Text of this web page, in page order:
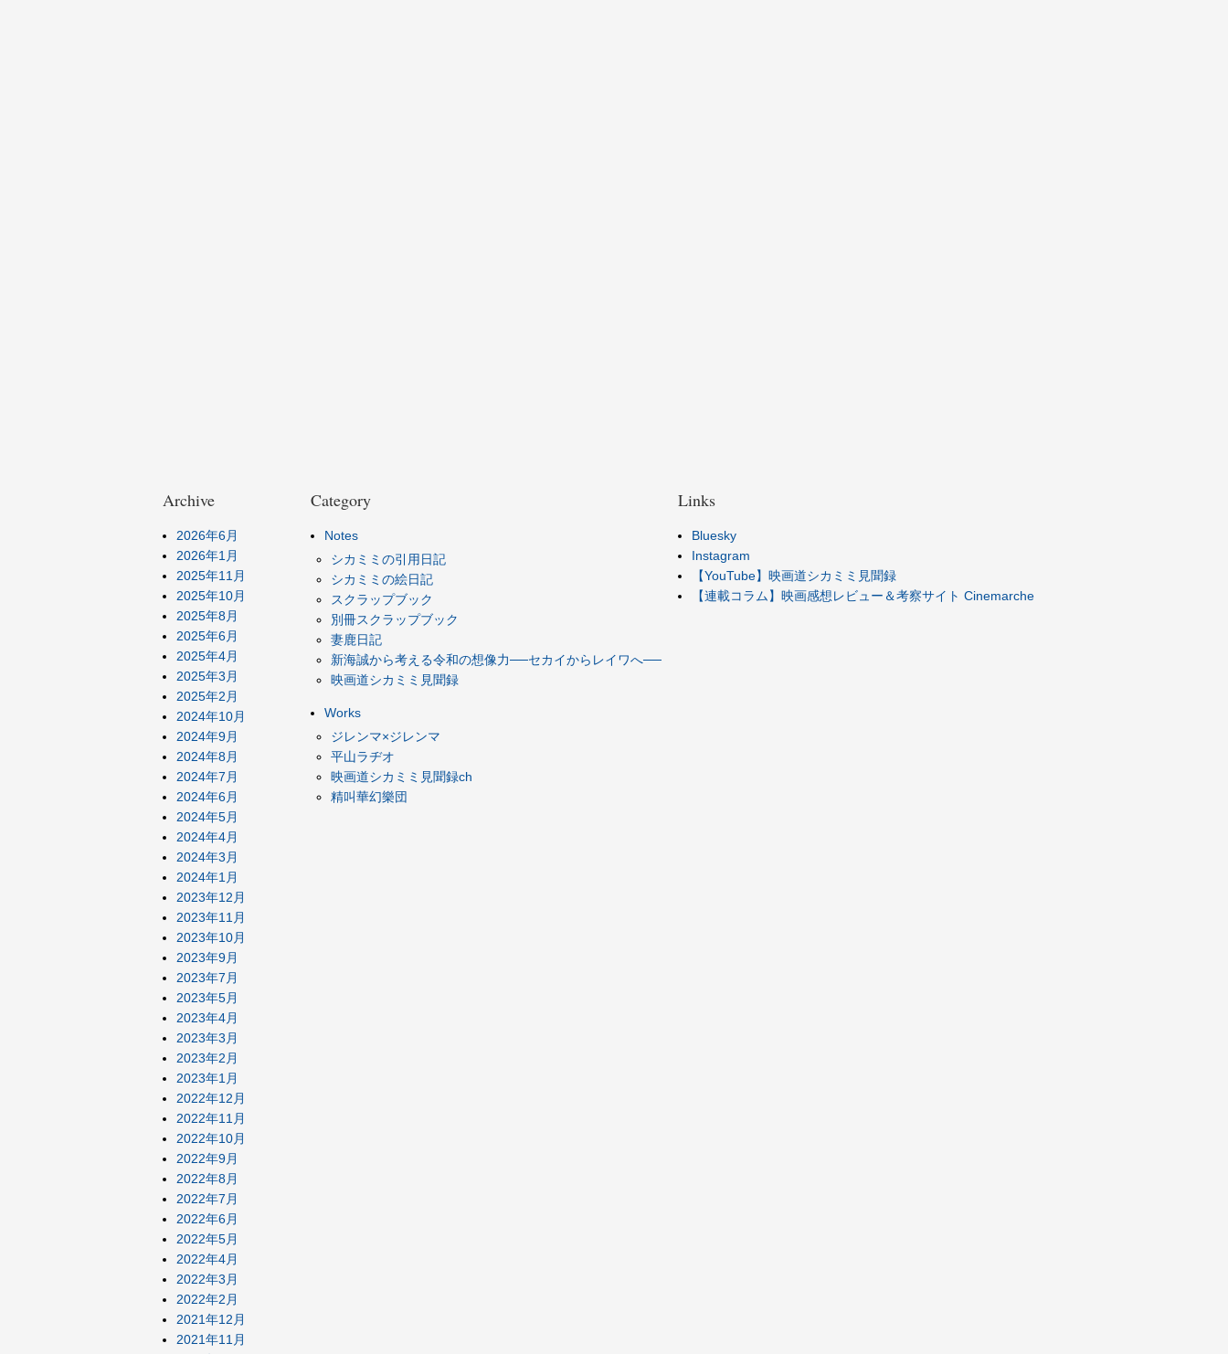
Archive
2026年6月
2026年1月
2025年11月
2025年10月
2025年8月
2025年6月
2025年4月
2025年3月
2025年2月
2024年10月
2024年9月
2024年8月
2024年7月
2024年6月
2024年5月
2024年4月
2024年3月
2024年1月
2023年12月
2023年11月
2023年10月
2023年9月
2023年7月
2023年5月
2023年4月
2023年3月
2023年2月
2023年1月
2022年12月
2022年11月
2022年10月
2022年9月
2022年8月
2022年7月
2022年6月
2022年5月
2022年4月
2022年3月
2022年2月
2021年12月
2021年11月
Category
Notes
シカミミの引用日記
シカミミの絵日記
スクラップブック
別冊スクラップブック
妻鹿日記
新海誠から考える令和の想像力──セカイからレイワへ──
映画道シカミミ見聞録
Works
ジレンマ×ジレンマ
平山ラヂオ
映画道シカミミ見聞録ch
精叫華幻樂団
Links
Bluesky
Instagram
【YouTube】映画道シカミミ見聞録
【連載コラム】映画感想レビュー＆考察サイト Cinemarche